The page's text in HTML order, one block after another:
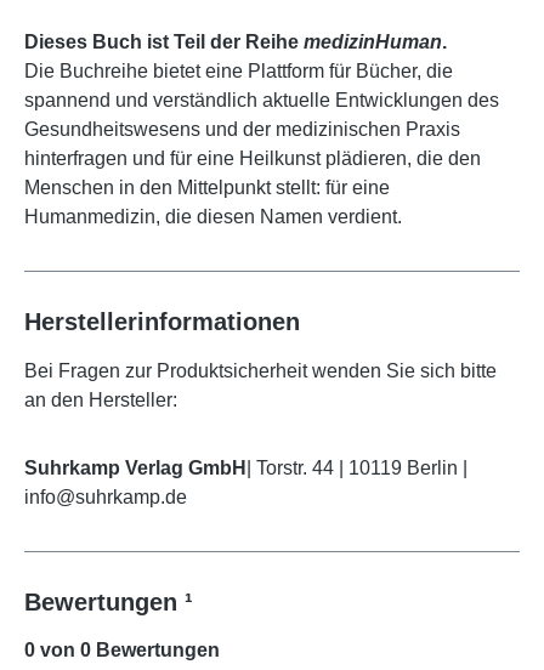
Dieses Buch ist Teil der Reihe medizinHuman.
Die Buchreihe bietet eine Plattform für Bücher, die
spannend und verständlich aktuelle Entwicklungen des
Gesundheitswesens und der medizinischen Praxis
hinterfragen und für eine Heilkunst plädieren, die den
Menschen in den Mittelpunkt stellt: für eine
Humanmedizin, die diesen Namen verdient.
Herstellerinformationen
Bei Fragen zur Produktsicherheit wenden Sie sich bitte
an den Hersteller:
Suhrkamp Verlag GmbH
| Torstr. 44 | 10119 Berlin |
info@suhrkamp.de
Bewertungen ¹
0 von 0 Bewertungen